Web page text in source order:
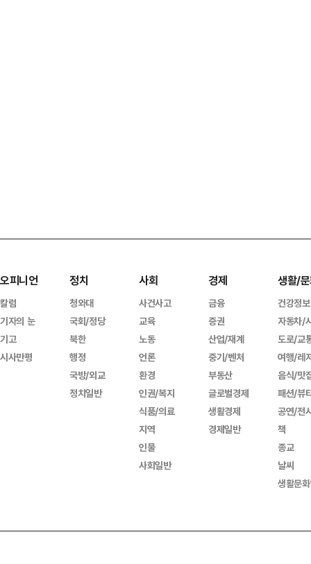
오피니언
칼럼
기자의 눈
기고
시사만평
정치
청와대
국회/정당
북한
행정
국방/외교
정치일반
사회
사건사고
교육
노동
언론
환경
인권/복지
식품/의료
지역
인물
사회일반
경제
금융
증권
산업/재계
중기/벤처
부동산
글로벌경제
생활경제
경제일반
생활/
건강정보
자동차/
도로/교
여행/레
음식/맛
패션/뷰
공연/전
책
종교
날씨
생활문